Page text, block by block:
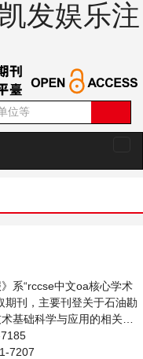
发娱乐注
换
》系“rccse中文oa核心学术
期刊，主要刊登关于石油勘
基础科学与应用的相关学
本刊支持思想创新、学术
荣学术，集学术性、思想
7207